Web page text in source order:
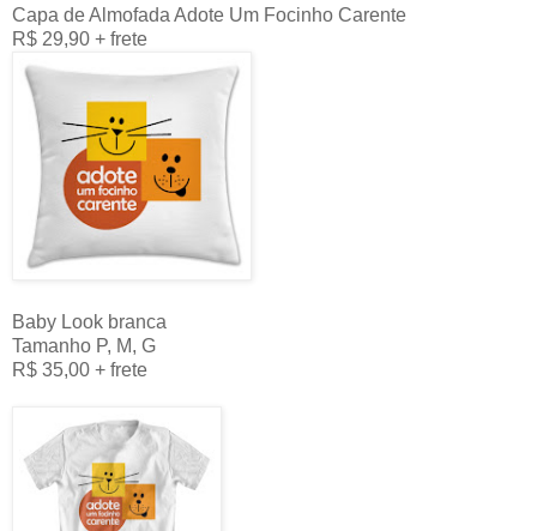
Capa de Almofada Adote Um Focinho Carente
R$ 29,90 + frete
Baby Look branca
Tamanho P, M, G
R$ 35,00 + frete